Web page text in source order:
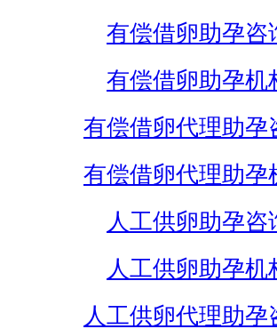
有偿借卵助孕咨
有偿借卵助孕机
有偿借卵代理助孕
有偿借卵代理助孕
人工供卵助孕咨
人工供卵助孕机
人工供卵代理助孕